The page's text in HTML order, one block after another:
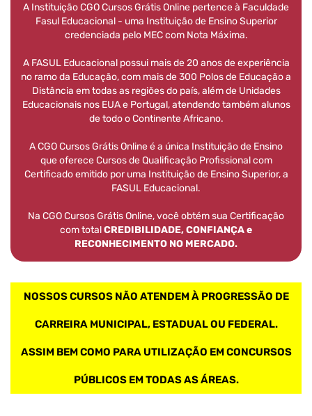
A Instituição CGO Cursos Grátis Online pertence à Faculdade
Fasul Educacional - uma Instituição de Ensino Superior
credenciada pelo MEC com Nota Máxima.
A FASUL Educacional possui mais de 20 anos de experiência
no ramo da Educação, com mais de 300 Polos de Educação a
Distância em todas as regiões do país, além de Unidades
Educacionais nos EUA e Portugal, atendendo também alunos
de todo o Continente Africano.
A CGO Cursos Grátis Online é a única Instituição de Ensino
que oferece Cursos de Qualificação Profissional com
Certificado emitido por uma Instituição de Ensino Superior, a
FASUL Educacional.
Na CGO Cursos Grátis Online, você obtém sua Certificação
com totalCREDIBILIDADE, CONFIANÇA e
RECONHECIMENTO NO MERCADO.
NOSSOS CURSOS NÃO ATENDEM À PROGRESSÃO DE
CARREIRA MUNICIPAL, ESTADUAL OU FEDERAL.
ASSIM BEM COMO PARA UTILIZAÇÃO EM CONCURSOS
PÚBLICOS EM TODAS AS ÁREAS.